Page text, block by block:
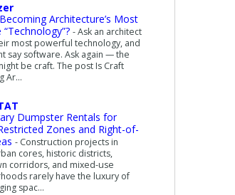
Architecture’s Most
“Technology”? -Ask an architect
most powerful technology, and
say software. Ask again — the
be craft. The post Is Craft
Ar...
Dumpster Rentals for
Zones and Right-of-
- Construction projects in
cores, historic districts,
corridors, and mixed-use
rarely have the luxury of
spac...